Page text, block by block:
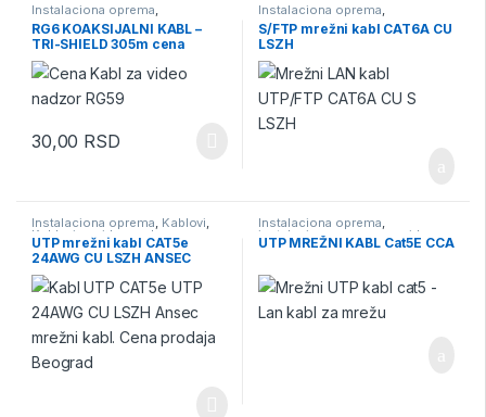
Instalaciona oprema
instalaciona oprema za video
nadzor,Kablovi,Kablovi za video
nadzor, Video Nadzor
RG6 KOAKSIJALNI KABL –
TRI-SHIELD 305m cena
30,00 RSD
Instalaciona oprema
instalaciona oprema za video
nadzor ,Kablovi ,Kablovi za video
nadzor
S/FTP mrežni kabl CAT6A CU
LSZH
Instalaciona oprema, Kablovi,
Kablovi za video nadzor
UTP mrežni kabl CAT5e
24AWG CU LSZH ANSEC
Instalaciona oprema,
instalaciona oprema za video
nadzor,Kablovi,Kablovi za video
UTP MREŽNI KABL Cat5E CCA